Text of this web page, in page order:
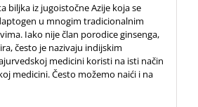
biljka iz jugoistočne Azije koja se
u mnogim tradicionalnim
Iako nije član porodice ginsenga,
često je nazivaju indijskim
medicini koristi na isti način
medicini. Često možemo naići i na